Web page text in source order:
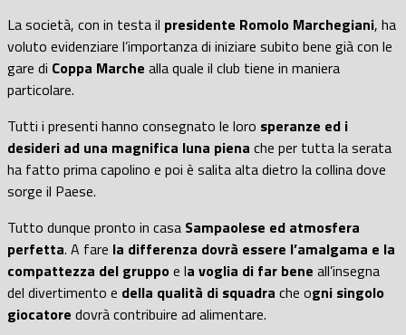
La società, con in testa il presidente Romolo Marchegiani, ha
voluto evidenziare l’importanza di iniziare subito bene già con le
gare di Coppa Marche alla quale il club tiene in maniera
particolare.
Tutti i presenti hanno consegnato le loro speranze ed i
desideri ad una magnifica luna piena che per tutta la serata
ha fatto prima capolino e poi è salita alta dietro la collina dove
sorge il Paese.
Tutto dunque pronto in casa Sampaolese ed atmosfera
perfetta. A fare la differenza dovrà essere l’amalgama e la
compattezza del gruppoe la voglia di far bene all’insegna
del divertimento e della qualità di squadra che ogni singolo
giocatore dovrà contribuire ad alimentare.